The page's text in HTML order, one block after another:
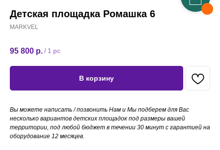
Детская площадка Ромашка 6
MARKVEL
95 800 р. / 1 pc
В корзину
Вы можете написать / позвонить Нам и Мы подберем для Вас
несколько вариантов детских площадок под размеры вашей
территории, под любой бюджет в течении 30 минут с гарантией на
оборудование 12 месяцев.